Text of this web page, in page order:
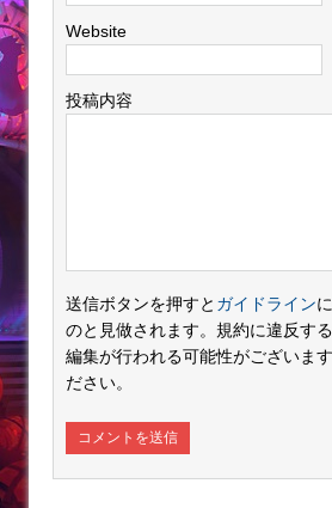
Website
投稿内容
送信ボタンを押すと ガイドライン
のと見做されます。規約に違反す
編集が行われる可能性がございま
ださい。